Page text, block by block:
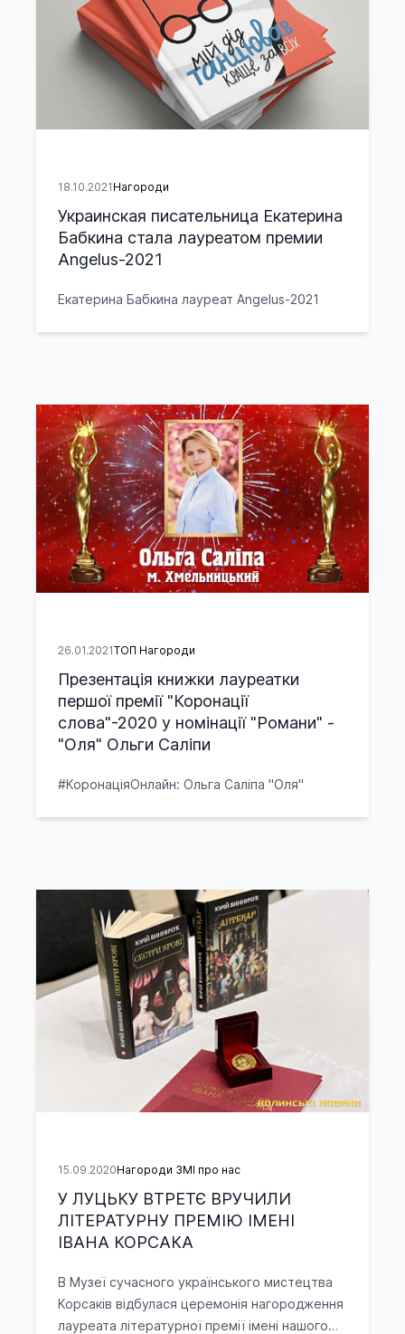
18.10.2021 Нагороди
Украинская писательница Екатерина
Бабкина стала лауреатом премии
Angelus-2021
Екатерина Бабкина лауреат Angelus-2021
26.01.2021ТОП Нагороди
Презентація книжки лауреатки
першої премії "Коронації
слова"-2020 у номінації "Романи" -
"Оля" Ольги Саліпи
#КоронаціяОнлайн: Ольга Саліпа "Оля"
15.09.2020Нагороди ЗМІ про нас
У ЛУЦЬКУ ВТРЕТЄ ВРУЧИЛИ
ЛІТЕРАТУРНУ ПРЕМІЮ ІМЕНІ
ІВАНА КОРСАКА
В Музеї сучасного українського мистецтва
Корсаків відбулася церемонія нагородження
лауреата літературної премії імені нашого